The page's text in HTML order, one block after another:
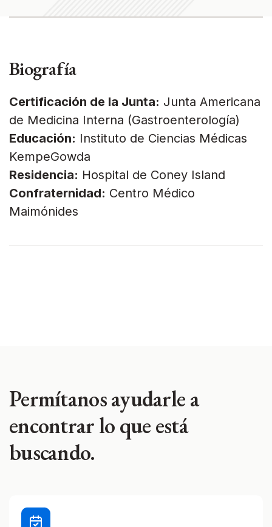
Biografía
Certificación de la Junta: Junta Americana
de Medicina Interna (Gastroenterología)
Educación: Instituto de Ciencias Médicas
KempeGowda
Residencia: Hospital de Coney Island
Confraternidad: Centro Médico
Maimónides
Permítanos ayudarle a
encontrar lo que está
buscando.